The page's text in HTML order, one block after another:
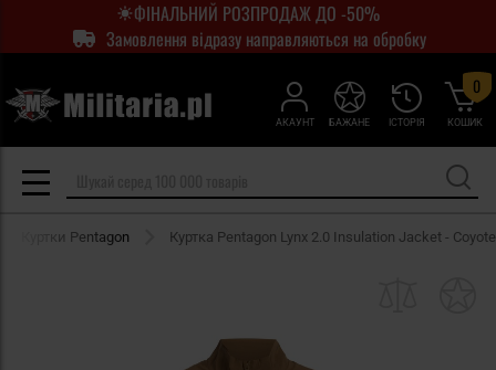
ФІНАЛЬНИЙ РОЗПРОДАЖ ДО -50%
Замовлення відразу направляються на обробку
АКАУНТ ІСТОРІЯ
БАЖАНЕ КОШИК
0
Куртки Pentagon Куртка Pentagon Lynx 2.0 Insulation Jacket - Coyote